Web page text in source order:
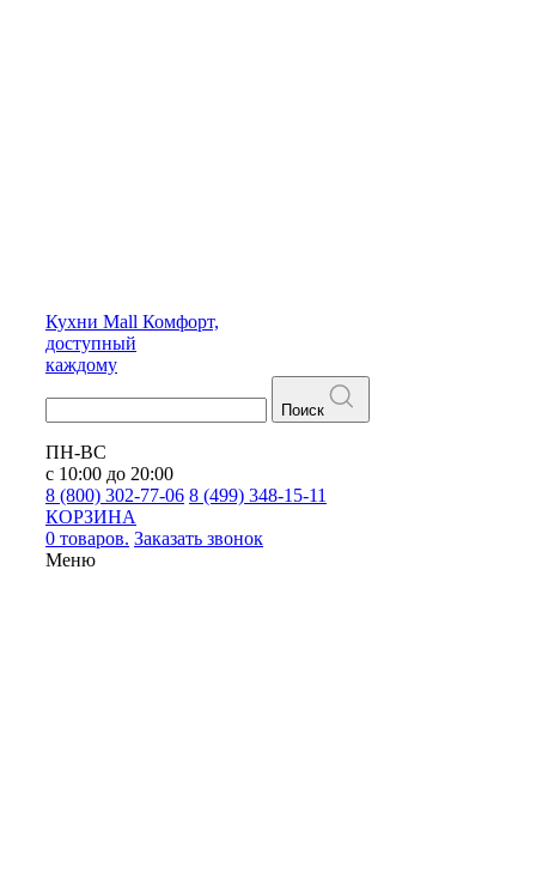
Кухни Mall Комфорт,
доступный
каждому
Поиск
ПН-ВС
с 10:00 до 20:00
8 (800) 302-77-06 8 (499) 348-15-11
КОРЗИНА
0 товаров. Заказать звонок
Меню